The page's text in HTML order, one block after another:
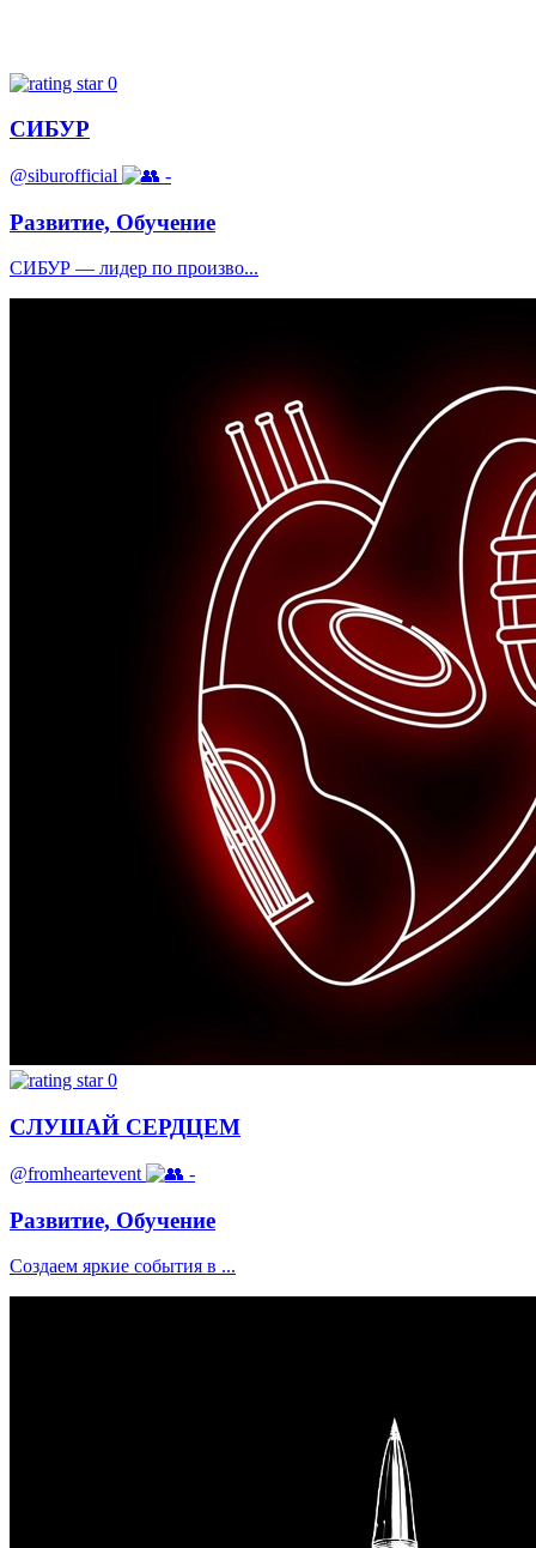
0
СИБУР
@siburofficial -
Развитие, Обучение
СИБУР — лидер по произво...
0
СЛУШАЙ СЕРДЦЕМ
@fromheartevent -
Развитие, Обучение
Создаем яркие события в ...